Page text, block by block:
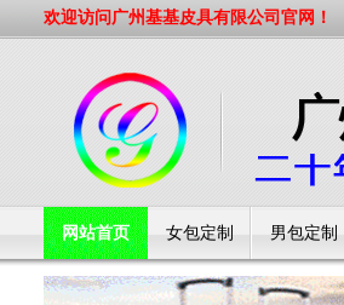
欢迎访问广州基基皮具有限公司官网！
网站首页 女包定制 男包定制
工厂简介